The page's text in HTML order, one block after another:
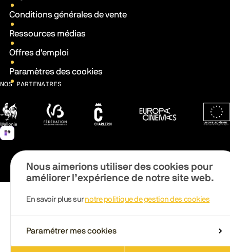
Conditions générales de vente
Ressources médias
Offres d'emploi
Paramètres des cookies
NOS PARTENAIRES
Wallonie Fédération Wallonie-Bruxelles
Ville de CharleroiEuropa Cinemas
Nous aimerions utiliser des cookies pour
améliorer l’expérience de notre site web.
En savoir plus surnotre politique de gestion des cookies
Paramétrer mes cookies